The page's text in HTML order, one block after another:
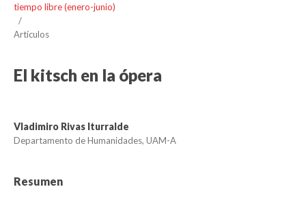
tiempo libre (enero-junio)
/
Artículos
El kitsch en la ópera
Vladimiro Rivas Iturralde
Departamento de Humanidades, UAM-A
Resumen